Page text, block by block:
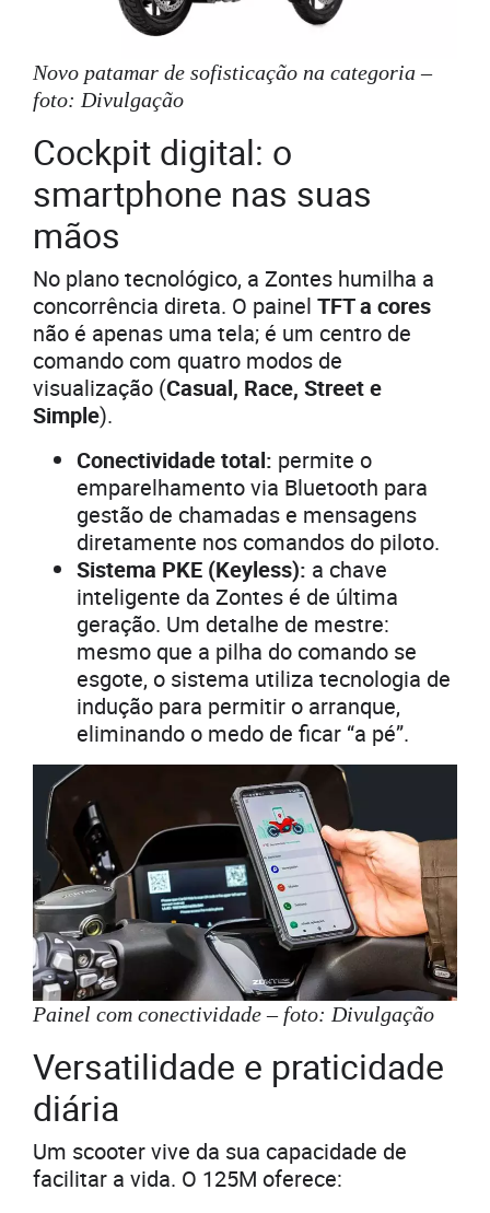
Novo patamar de sofisticação na categoria –
foto: Divulgação
Cockpit digital: o
smartphone nas suas
mãos
No plano tecnológico, a Zontes humilha a
concorrência direta. O painel TFT a cores
não é apenas uma tela; é um centro de
comando com quatro modos de
visualização (Casual, Race, Street e
Simple).
Conectividade total: permite o
emparelhamento via Bluetooth para
gestão de chamadas e mensagens
diretamente nos comandos do piloto.
Sistema PKE (Keyless): a chave
inteligente da Zontes é de última
geração. Um detalhe de mestre:
mesmo que a pilha do comando se
esgote, o sistema utiliza tecnologia de
indução para permitir o arranque,
eliminando o medo de ficar “a pé”.
Painel com conectividade – foto: Divulgação
Versatilidade e praticidade
diária
Um scooter vive da sua capacidade de
facilitar a vida. O 125M oferece: